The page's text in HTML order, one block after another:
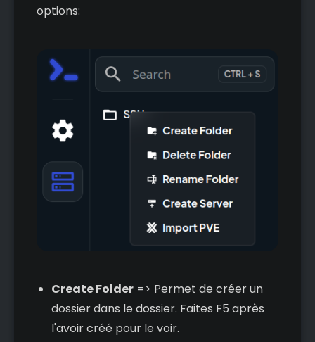
options:
Create Folder=> Permet de créer un
dossier dans le dossier. Faites F5 après
l'avoir créé pour le voir.